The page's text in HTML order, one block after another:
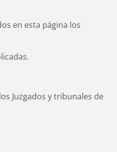
en esta página los
Juzgados y tribunales de